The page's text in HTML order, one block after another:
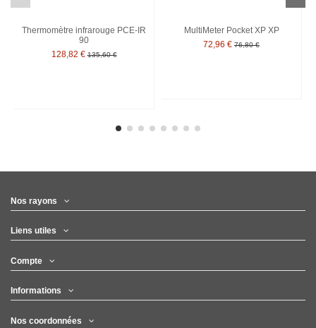
Thermomètre infrarouge PCE-IR
90
128,82 € 135,60 €
MultiMeter Pocket XP XP
72,96 € 76,80 €
Nos rayons
Liens utiles
Compte
Informations
Nos coordonnées